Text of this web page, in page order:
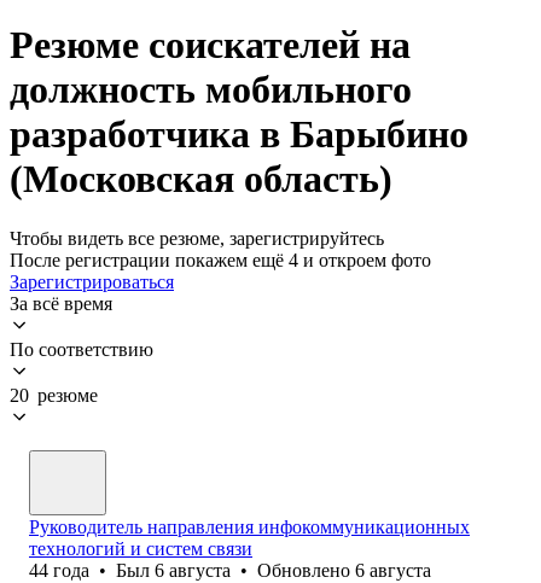
Резюме соискателей на
должность мобильного
разработчика в Барыбино
(Московская область)
Чтобы видеть все резюме, зарегистрируйтесь
После регистрации покажем ещё 4 и откроем фото
Зарегистрироваться
За всё время
По соответствию
20 резюме
Руководитель направления инфокоммуникационных
технологий и систем связи
44 года • Был 6 августа • Обновлено 6 августа